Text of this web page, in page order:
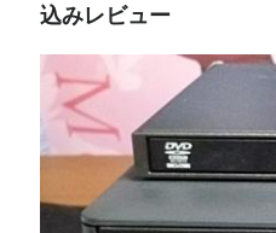
込みレビュー